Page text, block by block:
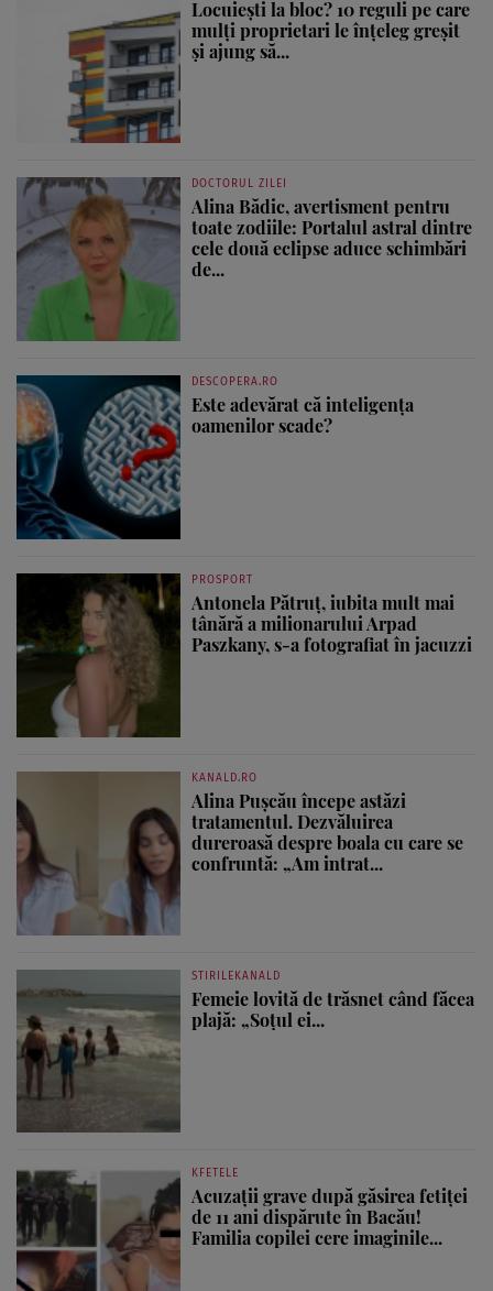
Locuiești la bloc? 10 reguli pe care
mulți proprietari le înțeleg greșit
și ajung să...
DOCTORUL ZILEI
Alina Bădic, avertisment pentru
toate zodiile: Portalul astral dintre
cele două eclipse aduce schimbări
de...
DESCOPERA.RO
Este adevărat că inteligența
oamenilor scade?
PROSPORT
Antonela Pătruț, iubita mult mai
tânără a milionarului Arpad
Paszkany, s-a fotografiat în jacuzzi
KANALD.RO
Alina Pușcău începe astăzi
tratamentul. Dezvăluirea
dureroasă despre boala cu care se
confruntă: „Am intrat...
STIRILEKANALD
Femeie lovită de trăsnet când făcea
plajă: „Soțul ei...
KFETELE
Acuzații grave după găsirea fetiței
de 11 ani dispărute în Bacău!
Familia copilei cere imaginile...